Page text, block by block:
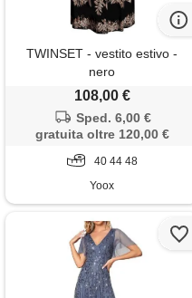
TWINSET - vestito estivo -
nero
108,00 €
Sped. 6,00 €
gratuita oltre 120,00 €
40 44 48
Yoox